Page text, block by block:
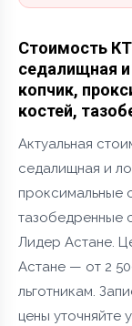
Стоимость
седалищная
копчик,
костей,
Актуальная
седалищная и
проксимальные
тазобедренные
Лидер Астане.
Астане — от 2
льготникам.
цены уточняйте